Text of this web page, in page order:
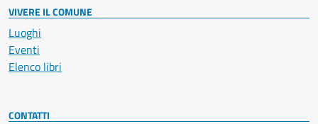
VIVERE IL COMUNE
Luoghi
Eventi
Elenco libri
CONTATTI